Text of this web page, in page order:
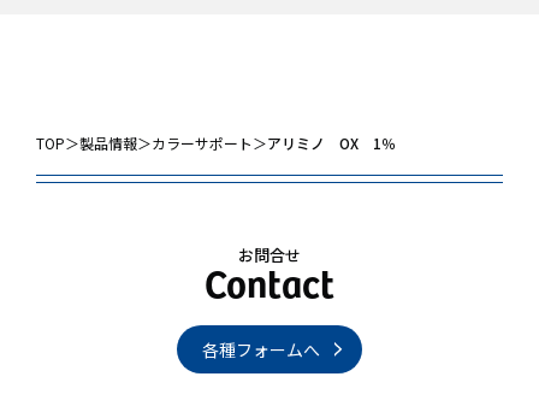
TOP＞製品情報＞カラーサポート＞アリミノ OX 1％
お問合せ
各種フォームへ